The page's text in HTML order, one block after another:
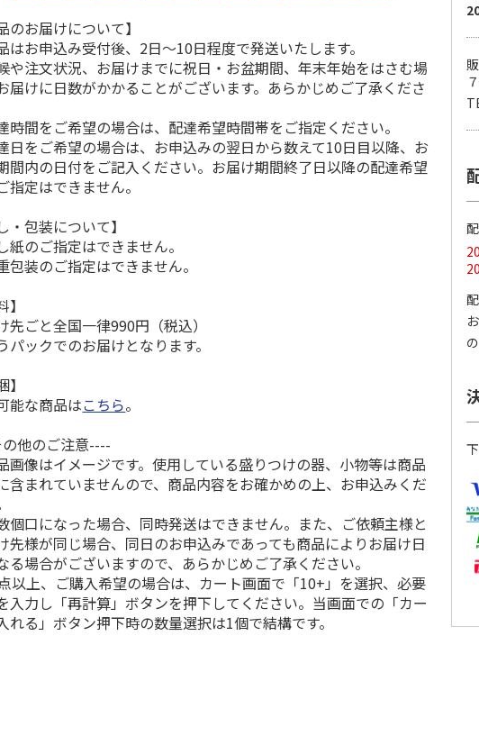
MLB ドジャース 大
谷翔平 2026 NL 3・
4月投手…
平 日本人最多53試
合連続出塁記念 コ
イ…
のお届けについて】
お申込み受付後、2日～10日程度で発送いたします。
や注文状況、お届けまでに祝日・お盆期間、年末年始をはさむ場
届けに日数がかかることがございます。あらかじめご了承くださ
間をご希望の場合は、配達希望時間帯をご指定ください。
をご希望の場合は、お申込みの翌日から数えて10日目以降、お
間内の日付をご記入ください。お届け期間終了日以降の配達希望
指定はできません。
・包装について】
のご指定はできません。
装のご指定はできません。
】
先ごと全国一律990円（税込）
パックでのお届けとなります。
】
能な商品はこちら。
他のご注意----
画像はイメージです。使用している盛りつけの器、小物等は商品
含まれていませんので、商品内容をお確かめの上、お申込みくだ
個口になった場合、同時発送はできません。また、ご依頼主様と
先様が同じ場合、同日のお申込みであっても商品によりお届け日
る場合がございますので、あらかじめご了承ください。
以上、ご購入希望の場合は、カート画面で「10+」を選択、必要
入力し「再計算」ボタンを押下してください。当画面での「カー
れる」ボタン押下時の数量選択は1個で結構です。